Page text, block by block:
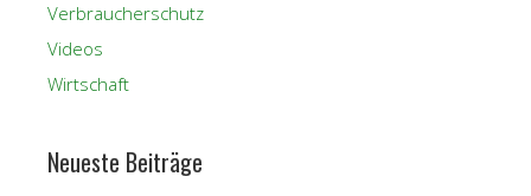
Verbraucherschutz
Videos
Wirtschaft
Neueste Beiträge